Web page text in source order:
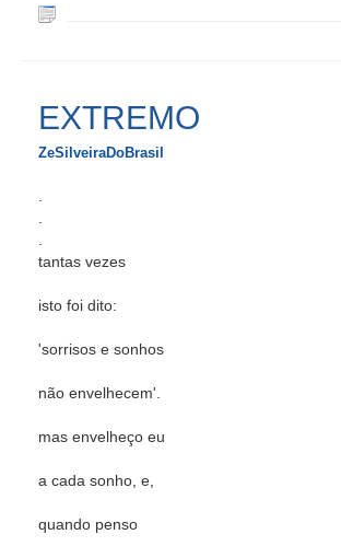
EXTREMO
ZeSilveiraDoBrasil
.
.
.
tantas vezes
isto foi dito:
'sorrisos e sonhos
não envelhecem'.
mas envelheço eu
a cada sonho, e,
quando penso